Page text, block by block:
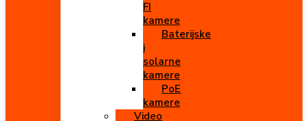
FI
kamere
Baterijske
i
solarne
kamere
PoE
kamere
Video